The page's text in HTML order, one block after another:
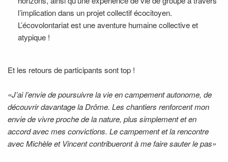
l’implication dans un projet collectif écocitoyen.
L’écovolontariat est une aventure humaine collective et
atypique !
Et les retours de participants sont top !
«J’ai l’envie de poursuivre la vie en campement autonome, de
découvrir davantage la Drôme. Les chantiers renforcent mon
envie de vivre proche de la nature, plus simplement et en
accord avec mes convictions. Le campement et la rencontre
avec Michèle et Vincent contribueront à me faire sauter le pas»